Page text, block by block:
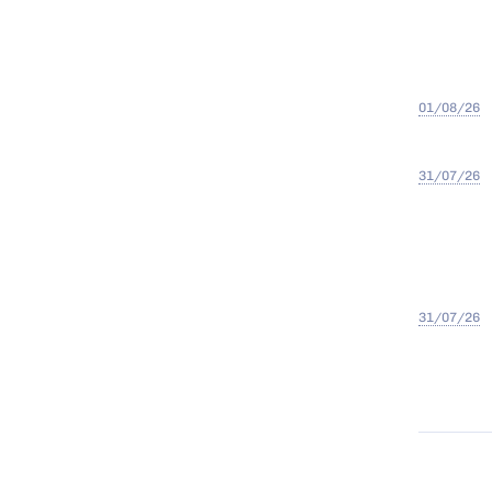
01/08/26
31/07/26
31/07/26